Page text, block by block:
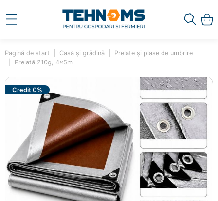
Pagină de start Casă și grădină
Prelate și plase de umbrire
Prelată 210g, 4x5m
Credit 0%
Ai adăugat în coș ×